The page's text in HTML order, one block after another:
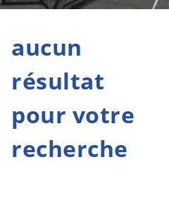
aucun
résultat
pour votre
recherche